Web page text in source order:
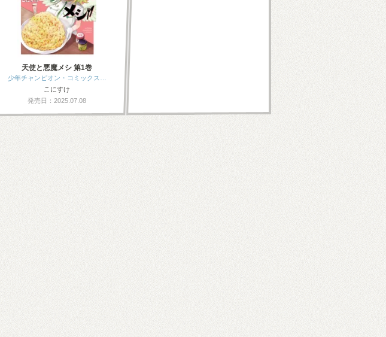
天使と悪魔メシ 第1巻
少年チャンピオン・コミックス…
こにすけ
発売日：2025.07.08